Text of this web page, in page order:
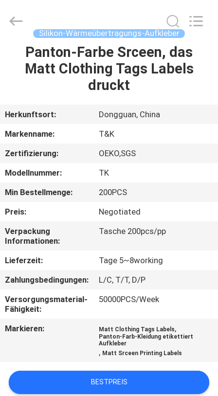
HAUS
ÜBER
UNS
FABRIK-
AUSFLUG
QUALITÄTSKONTROLLE
TRETEN
SIE
MIT
IN
VERBINDUNG
SIE EIN
ZITAT
Accessories
Co.,Ltd.
Silikon-Wärmeübertragungs-Aufkleber
Panton-Farbe Srceen, das
Matt Clothing Tags Labels
druckt
Herkunftsort:
Dongguan, China
Markenname:
T&K
Zertifizierung:
OEKO,SGS
Modellnummer:
TK
Min Bestellmenge:
200PCS
Preis:
Negotiated
Verpackung
Informationen:
Tasche 200pcs/pp
Lieferzeit:
Tage 5~8working
Zahlungsbedingungen:
L/C, T/T, D/P
Versorgungsmaterial-
Fähigkeit:
50000PCS/Week
Markieren: Matt Clothing Tags Labels,
Panton-Farb-Kleidung etikettiert
Aufkleber
, Matt Srceen Printing Labels
BESTPREIS